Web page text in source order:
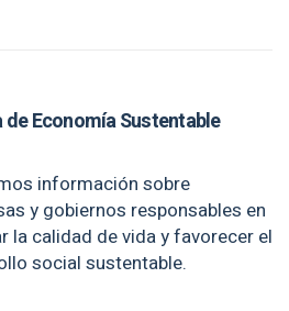
de Economía Sustentable
información sobre
y gobiernos responsables en
la calidad de vida y favorecer el
social sustentable.